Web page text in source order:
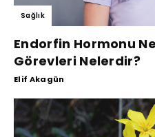
Sağlık
Endorfin Hormonu
Görevleri Nelerdir?
Elif Akagün